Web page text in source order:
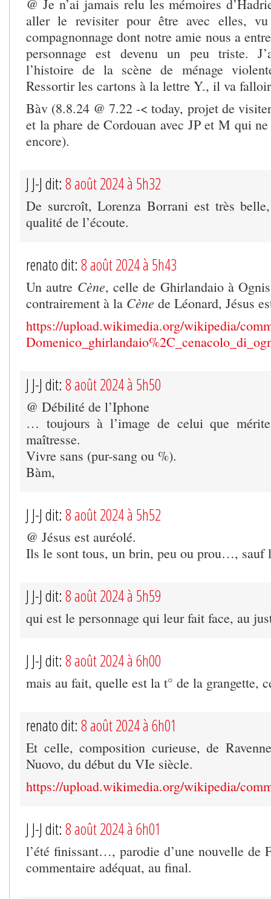
@ Je n’ai jamais relu les mémoires
aller le revisiter pour être avec elles,
compagnonnage dont notre amie nous a
personnage est devenu un peu triste.
l’histoire de la scène de ménage
Ressortir les cartons à la lettre Y., il va
Bàv (8.8.24 @ 7.22 -< today, projet de
et la phare de Cordouan avec JP et M qui
encore).
J J-J dit: 8 août 2024 à 5h32
De surcroît, Lorenza Borrani est très
qualité de l’écoute.
renato dit: 8 août 2024 à 5h43
Un autre Cène, celle de Ghirlandaio à
contrairement à la Cène de Léonard, Jésus
https://upload.wikimedia.org/wikipedia/
J J-J dit: 8 août 2024 à 5h50
@ Débilité de l’Iphone
… toujours à l’image de celui que
maîtresse.
Vivre sans (pur-sang ou %).
Bàm,
J J-J dit: 8 août 2024 à 5h52
@ Jésus est auréolé.
Ils le sont tous, un brin, peu ou prou…, sauf
J J-J dit: 8 août 2024 à 5h59
qui est le personnage qui leur fait face, au
J J-J dit: 8 août 2024 à 6h00
mais au fait, quelle est la t° de la grangette,
renato dit: 8 août 2024 à 6h01
Et celle, composition curieuse, de
Nuovo, du début du VIe siècle.
https://upload.wikimedia.org/wikipedia/
J J-J dit: 8 août 2024 à 6h01
l’été finissant…, parodie d’une nouvelle de
commentaire adéquat, au final.